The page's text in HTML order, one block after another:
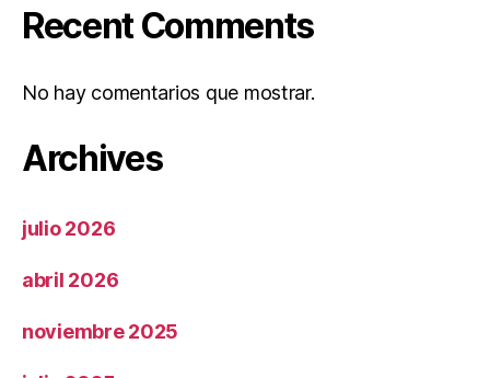
Recent Comments
No hay comentarios que mostrar.
Archives
julio 2026
abril 2026
noviembre 2025